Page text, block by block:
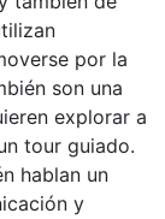
por la
son una
explorar a
tour guiado.
hablan un
y